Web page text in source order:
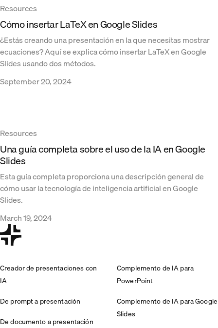
Resources
Cómo insertar LaTeX en Google Slides
¿Estás creando una presentación en la que necesitas mostrar
ecuaciones? Aquí se explica cómo insertar LaTeX en Google
Slides usando dos métodos.
September 20, 2024
Resources
Una guía completa sobre el uso de la IA en Google
Slides
Esta guía completa proporciona una descripción general de
cómo usar la tecnología de inteligencia artificial en Google
Slides.
March 19, 2024
Creador de presentaciones con
IA
De prompt a presentación
De documento a presentación
Complemento de IA para
PowerPoint
Complemento de IA para Google
Slides